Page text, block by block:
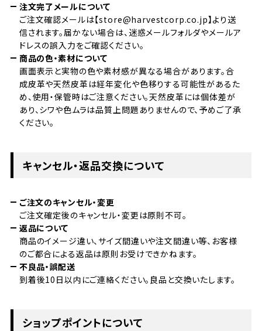
注文完了メールについて
ご注文確認メールは【store@harvestcorp.co.jp】より送
信されます。届かない場合は、迷惑メールフォルダやメールア
ドレスの誤入力をご確認ください。
商品の色・素材について
画面表示と実物の色や素材感が異なる場合があります。合
成皮革や天然皮革は経年変化や色移りする可能性があるた
め、使用・保管時はご注意ください。天然皮革には個体差が
あり、シワや色ムラは品質上問題ありませんので、予めご了承
ください。
キャンセル・返品交換について
ご注文のキャンセル・変更
ご注文確定後のキャンセル・変更は原則不可。
返品について
商品のイメージ違い、サイズ間違いや注文間違い等、お客様
のご都合による返品は原則お受けできかねます。
不良品・誤配送
到着後10日以内にご連絡ください。良品と交換いたします。
ショップポイントについて